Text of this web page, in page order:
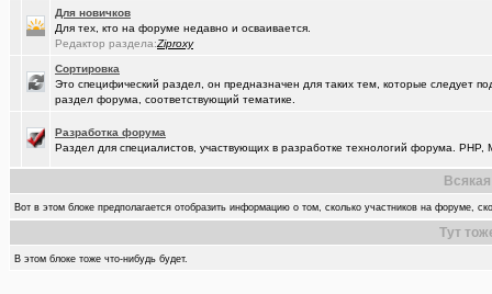
Для новичков
Для тех, кто на форуме недавно и осваивается.
Редактор раздела:Ziproxy
Сортировка
Это специфический раздел, он предназначен для таких тем, которые следует
раздел форума, соответствующий тематике.
Разработка форума
Раздел для специалистов, участвующих в разработке технологий форума. PHP,
Вот в этом блоке предполагается отобразить информацию о том, сколько участников на форуме,
Тут
В этом блоке тоже что-нибудь будет.